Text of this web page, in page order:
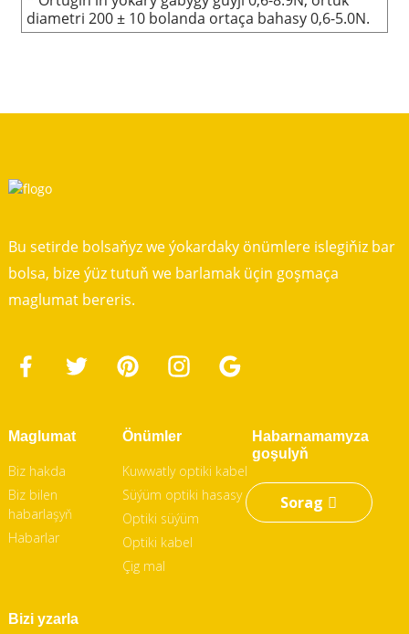
diametri 200 ± 10 bolanda ortaça bahasy 0,6-5.0N.
Bu setirde bolsaňyz we ýokardaky önümlere islegiňiz bar
bolsa, bize ýüz tutuň we barlamak üçin goşmaça
maglumat bereris.
Maglumat
Biz hakda
Biz bilen
habarlaşyň
Habarlar
Önümler
Kuwwatly optiki kabel
Süýüm optiki hasasy
Optiki süýüm
Optiki kabel
Çig mal
Habarnamamyza
goşulyň
Sorag
Bizi yzarla